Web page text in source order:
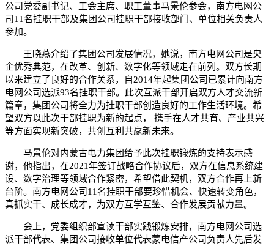
公司党委副书记、工会主席、职工董事马景伦参会，南方电网公
司11名挂职干部及集团公司挂职干部接收部门、单位相关负责人
参加。
王晓燕介绍了集团公司发展情况，她说，南方电网公司是央
企优秀典范，在改革、创新、数字化等领域走在前列。双方长期
以来建立了良好的合作关系，自2014年起集团公司已累计向南方
电网公司选派93名挂职干部。此次互派干部开启双方人才交流新
篇章，集团公司将全力为挂职干部创造良好的工作生活环境。希
望双方以此次干部挂职为新的起点， 携手在人才共育、产业共兴
等方面实现新突破，共创互利共赢新未来。
马景伦对内蒙古电力集团给予此次挂职锻炼的支持表示感
谢，他指出，在2021年签订战略合作协议后，双方在信息系统建
设、数字治理等领域合作紧密，希望借此契机，双方合作再上新
台阶。南方电网公司11名挂职干部要珍惜机会、快速转变角色，
真抓实干、成长成才，为双方互学互鉴、合作发展贡献力量。
会上，党委组织部宣读干部实践锻炼安排，南方电网公司选
派干部代表、集团公司接收单位代表蒙电信产公司负责人先后发